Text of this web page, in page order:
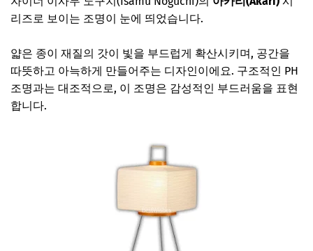
리즈로 보이는 조명이 눈에 띄었습니다.
얇은 종이 재질의 갓이 빛을 부드럽게 확산시키며, 공간을
따뜻하고 아늑하게 만들어주는 디자인이에요. 구조적인 PH
조명과는 대조적으로, 이 조명은 감성적인 부드러움을 표현
합니다.